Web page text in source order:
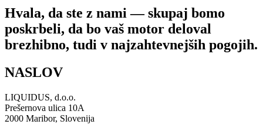
Hvala, da ste z nami — skupaj bomo
poskrbeli, da bo vaš motor deloval
brezhibno, tudi v najzahtevnejših pogojih.
NASLOV
LIQUIDUS, d.o.o.
Prešernova ulica 10A
2000 Maribor, Slovenija